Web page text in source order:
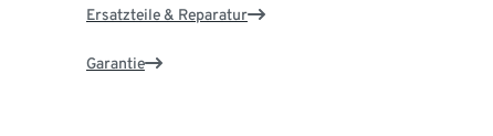
Ersatzteile & Reparatur
Garantie